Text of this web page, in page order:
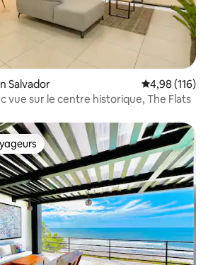
Salvador Évaluation
4,98 (116)
vue sur le centre historique, The Flats